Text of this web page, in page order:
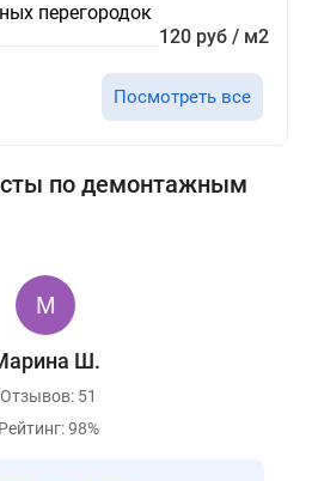
перегородок
120 руб / м2
Посмотреть все
по демонтажным
Ш.
Отзывов: 51
Рейтинг: 98%